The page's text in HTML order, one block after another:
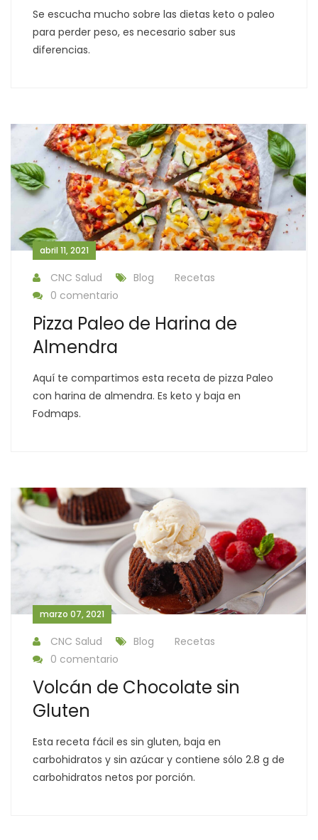
Se escucha mucho sobre las dietas keto o paleo
para perder peso, es necesario saber sus
diferencias.
abril 11, 2021
CNC Salud Blog
Recetas
0 comentario
Pizza Paleo de Harina de
Almendra
Aquí te compartimos esta receta de pizza Paleo
con harina de almendra. Es keto y baja en
Fodmaps.
marzo 07, 2021
CNC Salud Blog
Recetas
0 comentario
Volcán de Chocolate sin
Gluten
Esta receta fácil es sin gluten, baja en
carbohidratos y sin azúcar y contiene sólo 2.8 g de
carbohidratos netos por porción.